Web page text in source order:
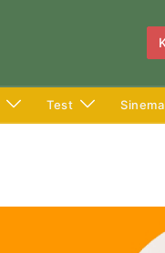
Test Sinema